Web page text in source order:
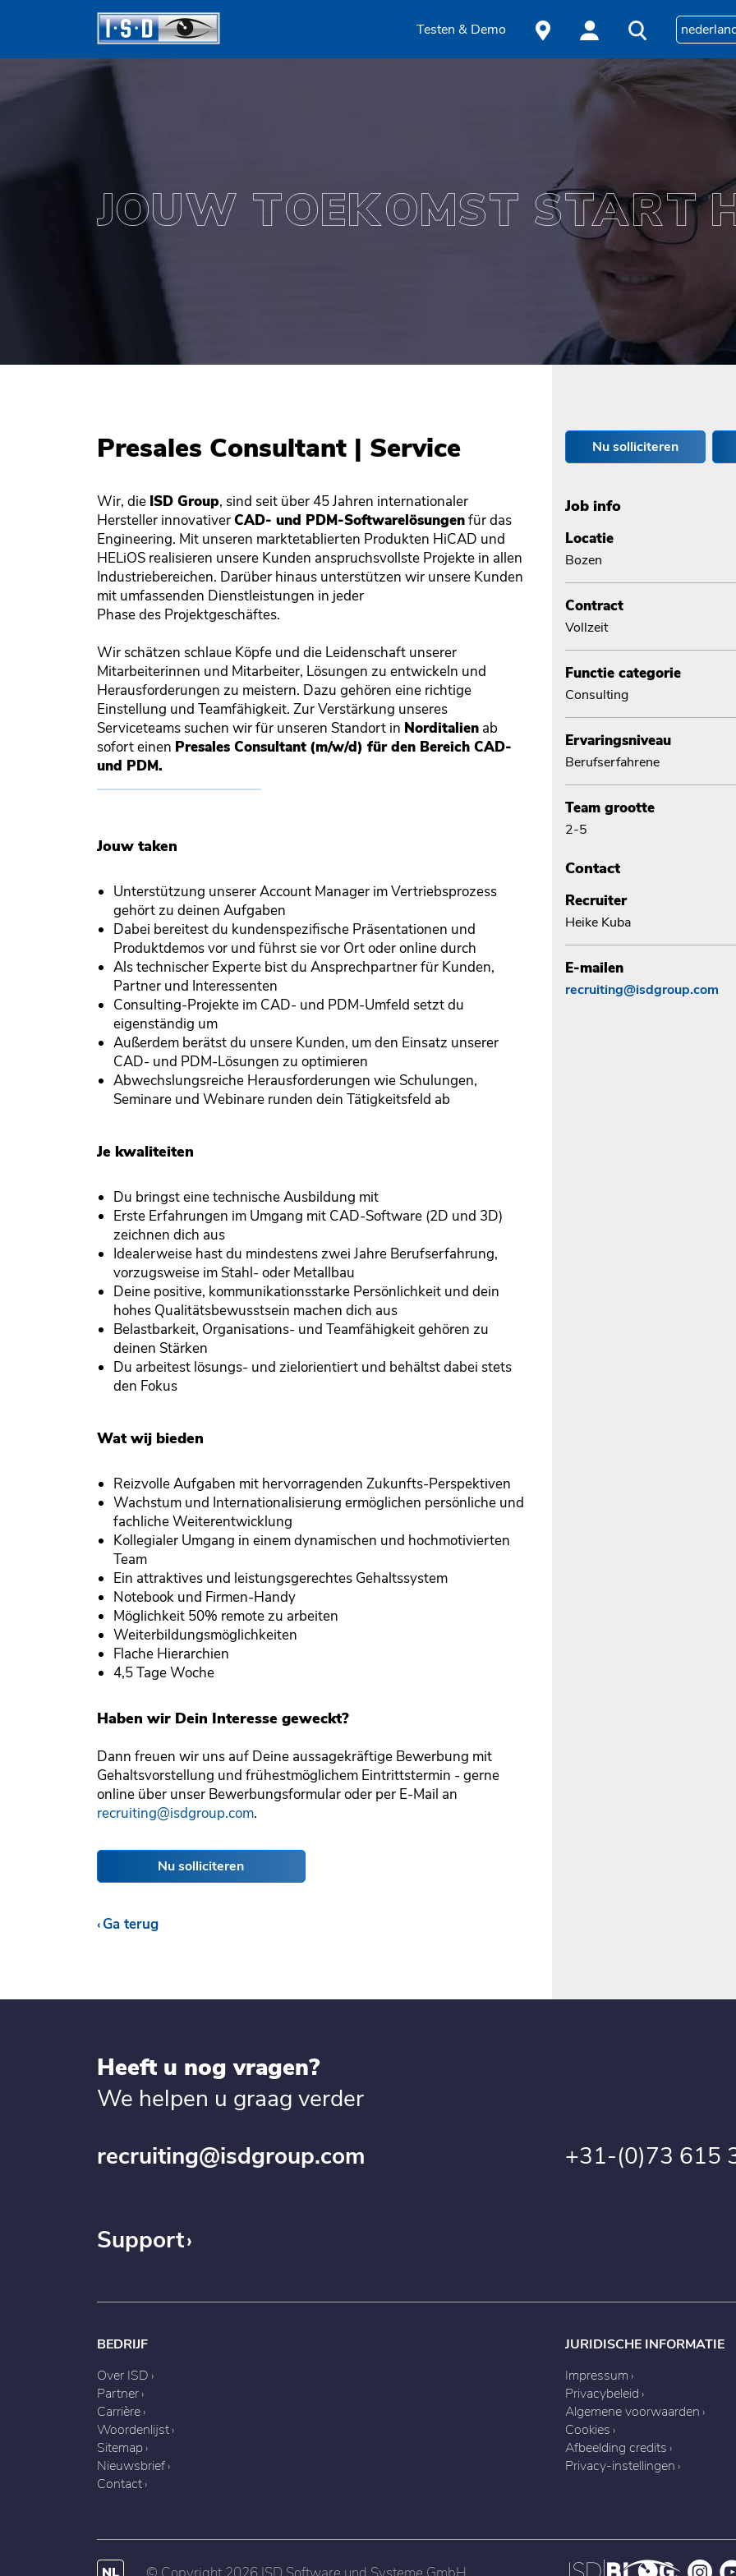
Testen & Demo
Presales Consultant | Service
Wir, die ISD Group, sind seit über 45 Jahren internationaler
Hersteller innovativerCAD- und PDM-Softwarelösungenfür das
Engineering. Mit unseren marktetablierten Produkten HiCAD und
HELiOS realisieren unsere Kunden anspruchsvollste Projekte in allen
Industriebereichen. Darüber hinaus unterstützen wir unsere Kunden
mit umfassenden Dienstleistungen in jeder
Phase des Projektgeschäftes.
Wir schätzen schlaue Köpfe und die Leidenschaft unserer
Mitarbeiterinnen und Mitarbeiter, Lösungen zu entwickeln und
Herausforderungen zu meistern. Dazu gehören eine richtige
Einstellung und Teamfähigkeit. Zur Verstärkung unseres
Serviceteams suchen wir für unseren Standort in Norditalienab
sofort einen Presales Consultant (m/w/d) für den Bereich CAD-
und PDM.
Jouw taken
Unterstützung unserer Account Manager im Vertriebsprozess
gehört zu deinen Aufgaben
Dabei bereitest du kundenspezifische Präsentationen und
Produktdemos vor und führst sie vor Ort oder online durch
Als technischer Experte bist du Ansprechpartner für Kunden,
Partner und Interessenten
Consulting-Projekte im CAD- und PDM-Umfeld setzt du
eigenständig um
Außerdem berätst du unsere Kunden, um den Einsatz unserer
CAD- und PDM-Lösungen zu optimieren
Abwechslungsreiche Herausforderungen wie Schulungen,
Seminare und Webinare runden dein Tätigkeitsfeld ab
Je kwaliteiten
Du bringst eine technische Ausbildung mit
Erste Erfahrungen im Umgang mit CAD-Software (2D und 3D)
zeichnen dich aus
Idealerweise hast du mindestens zwei Jahre Berufserfahrung,
vorzugsweise im Stahl- oder Metallbau
Deine positive, kommunikationsstarke Persönlichkeit und dein
hohes Qualitätsbewusstsein machen dich aus
Belastbarkeit, Organisations- und Teamfähigkeit gehören zu
deinen Stärken
Du arbeitest lösungs- und zielorientiert und behältst dabei stets
den Fokus
Wat wij bieden
Reizvolle Aufgaben mit hervorragenden Zukunfts-Perspektiven
Wachstum und Internationalisierung ermöglichen persönliche und
fachliche Weiterentwicklung
Kollegialer Umgang in einem dynamischen und hochmotivierten
Team
Ein attraktives und leistungsgerechtes Gehaltssystem
Notebook und Firmen-Handy
Möglichkeit 50% remote zu arbeiten
Weiterbildungsmöglichkeiten
Flache Hierarchien
4,5 Tage Woche
Haben wir Dein Interesse geweckt?
Dann freuen wir uns auf Deine aussagekräftige Bewerbung mit
Gehaltsvorstellung und frühestmöglichem Eintrittstermin - gerne
online über unser Bewerbungsformular oder per E-Mail an
recruiting@isdgroup.com.
Nu solliciteren
Ga terug
Nu solliciteren
Job info
Locatie
Bozen
Contract
Vollzeit
Functie categorie
Consulting
Ervaringsniveau
Berufserfahrene
Team grootte
2-5
Contact
Recruiter
Heike Kuba
E-mailen
recruiting@isdgroup.com
Heeft u nog vragen?
We helpen u graag verder
recruiting@isdgroup.com
+31-(0)73 615
Support
BEDRIJF
Over ISD
Partner
Carrière
Woordenlijst
Sitemap
Nieuwsbrief
Contact
JURIDISCHE INFORMATIE
Impressum
Privacybeleid
Algemene voorwaarden
Cookies
Afbeelding credits
Privacy-instellingen